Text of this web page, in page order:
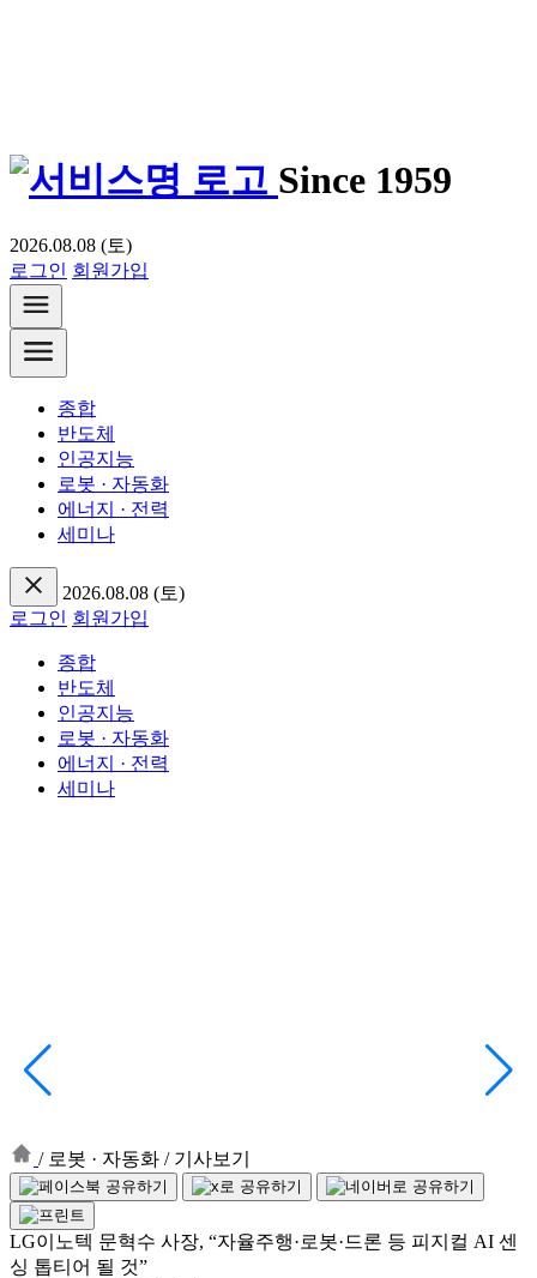
Since 1959
2026.08.08 (토)
로그인 회원가입
종합
반도체
인공지능
로봇 · 자동화
에너지 · 전력
세미나
2026.08.08 (토)
로그인 회원가입
종합
반도체
인공지능
로봇 · 자동화
에너지 · 전력
세미나
/ 로봇 · 자동화 / 기사보기
LG이노텍 문혁수 사장, “자율주행·로봇·드론 등 피지컬 AI 센
싱 톱티어 될 것”